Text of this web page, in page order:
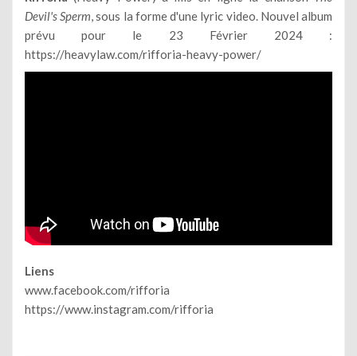
Devil's Sperm, sous la forme d'une lyric video. Nouvel album
prévu pour le 23 Février 2024 :
https://heavylaw.com/rifforia-heavy-power/
Liens
www.facebook.com/rifforia
https://www.instagram.com/rifforia